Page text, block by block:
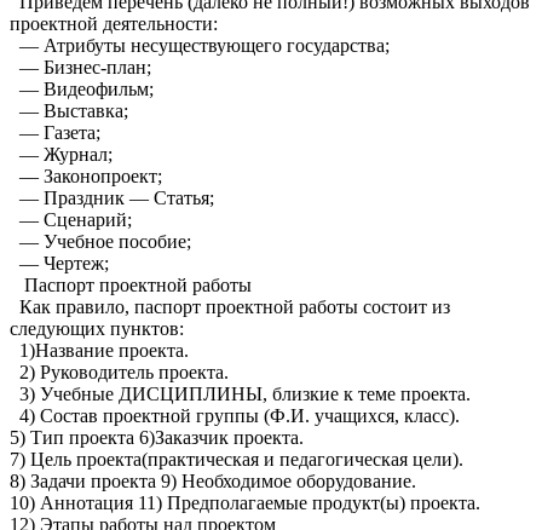
проектной деятельности:
— Атрибуты несуществующего государства;
— Бизнес-план;
— Видеофильм;
— Выставка;
— Газета;
— Журнал;
— Законопроект;
— Праздник — Статья;
— Сценарий;
— Учебное пособие;
— Чертеж;
Паспорт проектной работы
Как правило, паспорт проектной работы состоит из
следующих пунктов:
1)Название проекта.
2) Руководитель проекта.
3) Учебные ДИСЦИПЛИНЫ, близкие к теме проекта.
4) Состав проектной группы (Ф.И. учащихся, класс).
5) Тип проекта 6)Заказчик проекта.
7) Цель проекта(практическая и педагогическая цели).
8) Задачи проекта 9) Необходимое оборудование.
10) Аннотация 11) Предполагаемые продукт(ы) проекта.
12) Этапы работы над проектом